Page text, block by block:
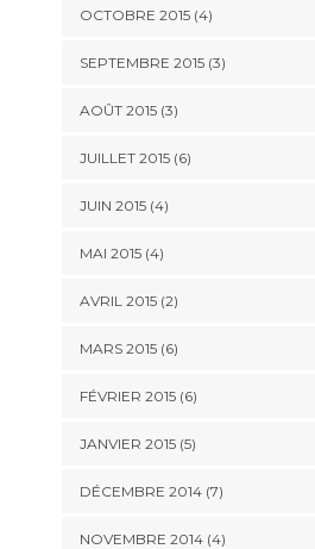
OCTOBRE 2015(4)
SEPTEMBRE 2015(3)
AOÛT 2015(3)
JUILLET 2015(6)
JUIN 2015(4)
MAI 2015(4)
AVRIL 2015(2)
MARS 2015(6)
FÉVRIER 2015(6)
JANVIER 2015(5)
DÉCEMBRE 2014(7)
NOVEMBRE 2014(4)